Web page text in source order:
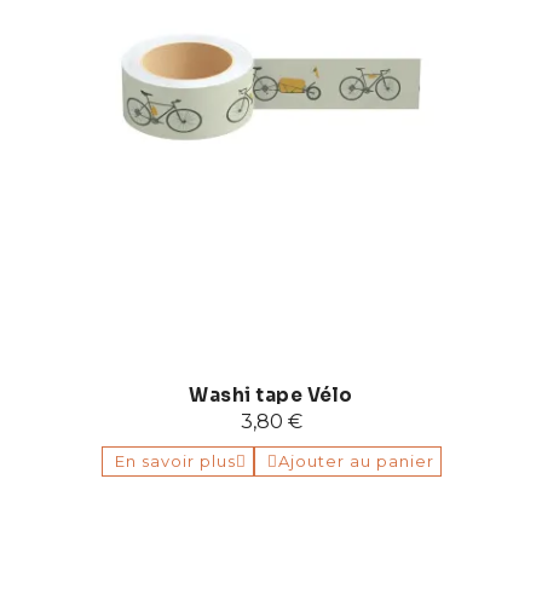
Washi tape Vélo
3,80 €
En savoir plus Ajouter au panier